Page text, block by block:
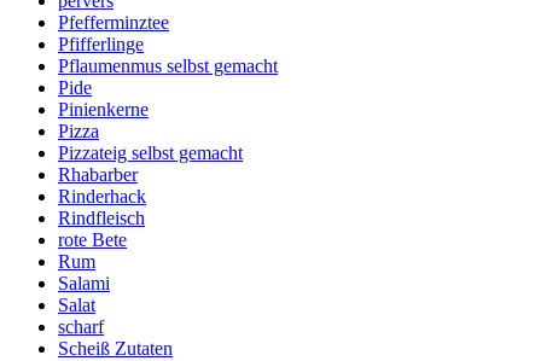
Pfefferminztee
Pfifferlinge
Pflaumenmus selbst gemacht
Pide
Pinienkerne
Pizza
Pizzateig selbst gemacht
Rhabarber
Rinderhack
Rindfleisch
rote Bete
Rum
Salami
Salat
scharf
Scheiß Zutaten